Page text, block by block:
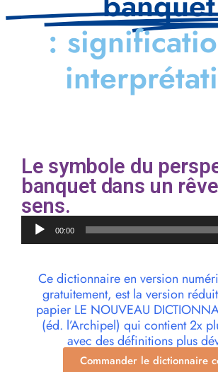
:
Le symbole du
banquet dans un
sens.
Lecteur
audio00:00
Ce dictionnaire en version
gratuitement, est la version
papier LE NOUVEAU
(éd. l’Archipel) qui contient 2x
avec des définitions plus
Commander le dictionnaire